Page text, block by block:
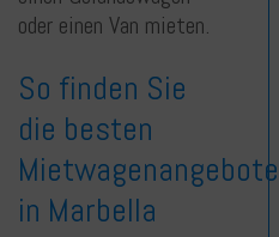
oder einen Van mieten.
So finden Sie
die besten
Mietwagenangebote
in Marbella